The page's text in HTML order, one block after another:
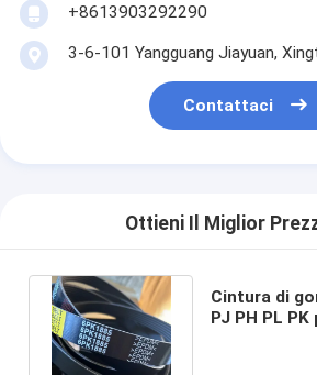
+8613903292290
3-6-101 Yangguang Jiayuan,
Contattaci
Ottieni Il Miglior
Cintura di
PJ PH PL